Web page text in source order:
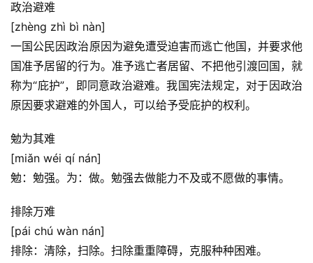
首
政治避难
[zhèng zhì bì nàn]
一国公民因政治原因为避免遭受迫害而逃亡他国，并要求他
国准予居留的行为。准予逃亡者居留、不把他引渡回国，就
称为“庇护”，即同意政治避难。我国宪法规定，对于因政治
原因要求避难的外国人，可以给予受庇护的权利。
勉为其难
[miǎn wéi qí nán]
勉：勉强。为：做。勉强去做能力不及或不愿做的事情。
排除万难
[pái chú wàn nán]
排除：清除，扫除。扫除重重障碍，克服种种困难。